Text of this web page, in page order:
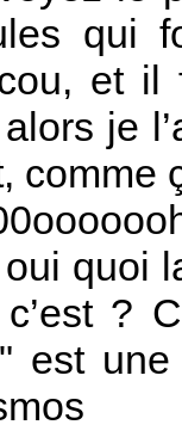
qui
et
je
comme
quoi
?
est